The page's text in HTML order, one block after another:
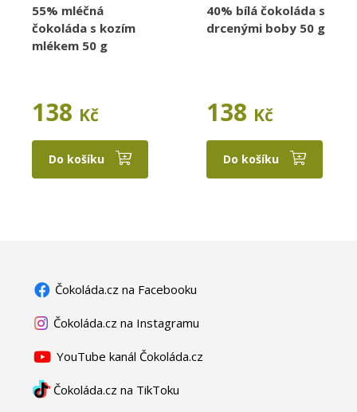
55% mléčná
čokoláda s kozím
mlékem 50 g
138 Kč
Do košíku
40% bílá čokoláda s
drcenými boby 50 g
138 Kč
Do košíku
Čokoláda.cz na Facebooku
Čokoláda.cz na Instagramu
YouTube kanál Čokoláda.cz
Čokoláda.cz na TikToku